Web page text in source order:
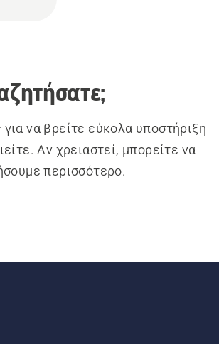
να βρείτε εύκολα υποστήριξη
Αν χρειαστεί, μπορείτε να
περισσότερο.